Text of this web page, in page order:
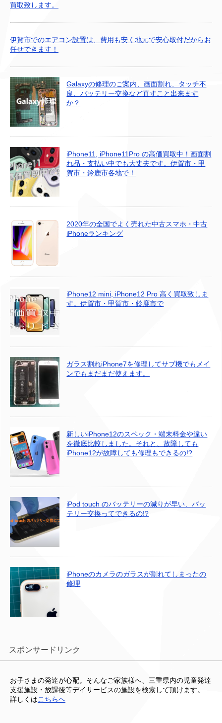
買取致します。
伊賀市でのエアコン設置は、費用も安く地元で安心取付だからお
任せできます！
Galaxyの修理のご案内、画面割れ、タッチ不
良、バッテリー交換など直すこと出来ます
か？
iPhone11, iPhone11Pro の高価買取中！画面割
れ品・支払い中でも大丈夫です。伊賀市・甲
賀市・鈴鹿市各地で！
2020年の全国でよく売れた中古スマホ・中古
iPhoneランキング
iPhone12 mini, iPhone12 Pro 高く買取致しま
す。伊賀市・甲賀市・鈴鹿市で
ガラス割れiPhone7を修理してサブ機でもメイ
ンでもまだまだ使えます。
新しいiPhone12のスペック・端末料金や違い
を徹底比較しました。それと、故障しても
iPhone12が故障しても修理もできるの!?
iPod touch のバッテリーの減りが早い、バッ
テリー交換ってできるの!?
iPhoneのカメラのガラスが割れてしまったの
修理
スポンサードリンク
お子さまの発達が心配。そんなご家族様へ、三重県内の児童発達
支援施設・放課後等デイサービスの施設を検索して頂けます。
詳しくはこちらへ